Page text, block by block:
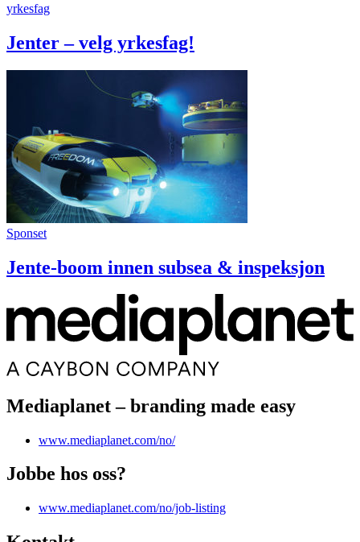
yrkesfag
Jenter – velg yrkesfag!
Sponset
Jente-boom innen subsea & inspeksjon
Mediaplanet – branding made easy
www.mediaplanet.com/no/
Jobbe hos oss?
www.mediaplanet.com/no/job-listing